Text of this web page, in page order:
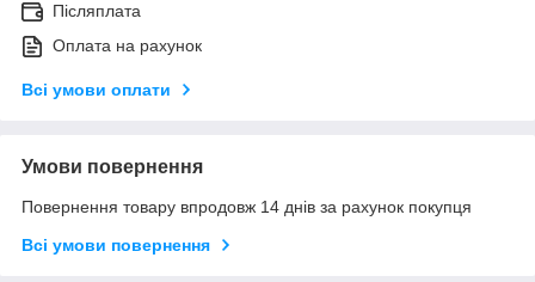
Післяплата
Оплата на рахунок
Всі умови оплати
Умови повернення
Повернення товару впродовж 14 днів за рахунок покупця
Всі умови повернення